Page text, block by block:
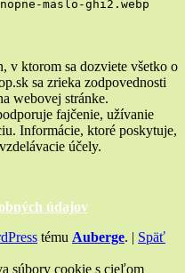
maslo-ghi2.webp
v ktorom sa dozviete všetko o
sa zrieka zodpovednosti
webovej stránke.
fajčenie, užívanie
Informácie, ktoré poskytuje,
účely.
údajov
tému Auberge. | Späť
súbory cookie s cieľom